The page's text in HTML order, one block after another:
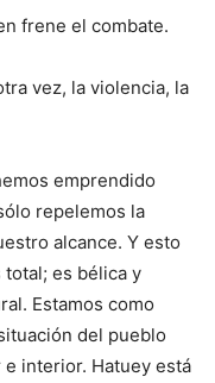
frene el combate.
vez, la violencia, la
emprendido
repelemos la
alcance. Y esto
es bélica y
Estamos como
del pueblo
interior. Hatuey está